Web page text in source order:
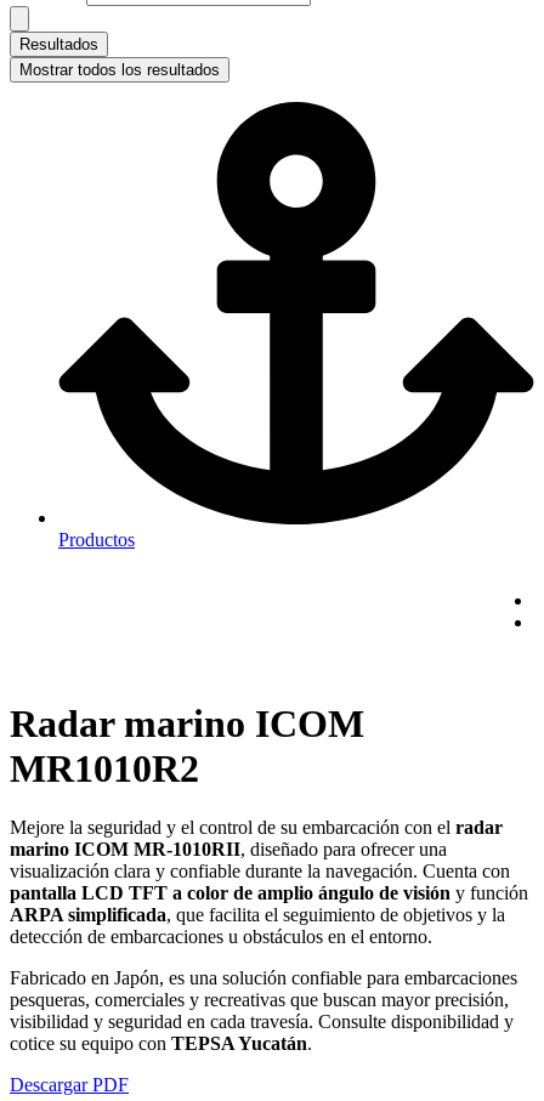
Resultados
Mostrar todos los resultados
Productos
Radar marino ICOM
MR1010R2
Mejore la seguridad y el control de su embarcación con el radar
marino ICOM MR-1010RII, diseñado para ofrecer una
visualización clara y confiable durante la navegación. Cuenta con
pantalla LCD TFT a color de amplio ángulo de visión y función
ARPA simplificada, que facilita el seguimiento de objetivos y la
detección de embarcaciones u obstáculos en el entorno.
Fabricado en Japón, es una solución confiable para embarcaciones
pesqueras, comerciales y recreativas que buscan mayor precisión,
visibilidad y seguridad en cada travesía. Consulte disponibilidad y
cotice su equipo con TEPSA Yucatán.
Descargar PDF